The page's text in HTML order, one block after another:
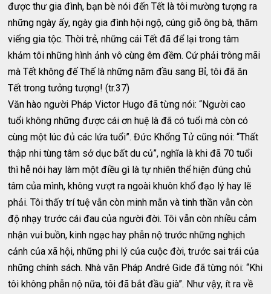
được thư gia đình, bạn bè nói đến Tết là tôi mường tượng ra
những ngày ấy, ngày gia đình hội ngộ, cúng giỗ ông bà, thăm
viếng gia tộc. Thời trẻ, những cái Tết đã để lại trong tâm
khảm tôi những hình ảnh vô cùng êm đềm. Cứ phải trông mãi
mà Tết không đế Thế là những năm đầu sang Bỉ, tôi đã ăn
Tết trong tưởng tượng! (tr.37)
Văn hào người Pháp Victor Hugo đã từng nói: “Người cao
tuổi không những được cái ơn huệ là đã có tuổi mà còn có
cùng một lúc đủ các lứa tuổi”. Đức Khổng Tử cũng nói: “Thất
thập nhi tùng tâm sở dục bất du củ”, nghĩa là khi đã 70 tuổi
thì hễ nói hay làm một điều gì là tự nhiên thể hiện đúng chủ
tâm của mình, không vượt ra ngoài khuôn khổ đạo lý hay lẽ
phải. Tôi thấy trí tuệ vẫn còn minh mẫn và tinh thần vẫn còn
độ nhạy trước cái đau của người đời. Tôi vẫn còn nhiều cảm
nhận vui buồn, kinh ngạc hay phẫn nộ trước những nghịch
cảnh của xã hội, những phi lý của cuộc đời, trước sai trái của
những chính sách. Nhà văn Pháp André Gide đã từng nói: “Khi
tôi không phẫn nộ nữa, tôi đã bắt đầu già”. Như vậy, ít ra về